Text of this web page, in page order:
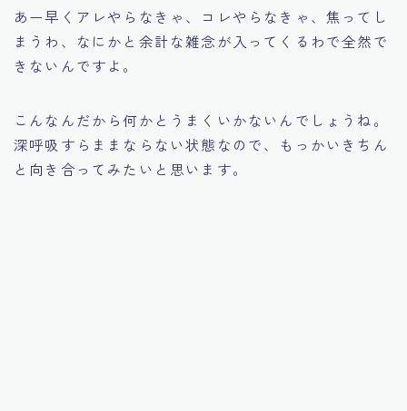
あー早くアレやらなきゃ、コレやらなきゃ、焦ってし
まうわ、なにかと余計な雑念が入ってくるわで全然で
きないんですよ。
こんなんだから何かとうまくいかないんでしょうね。
深呼吸すらままならない状態なので、もっかいきちん
と向き合ってみたいと思います。